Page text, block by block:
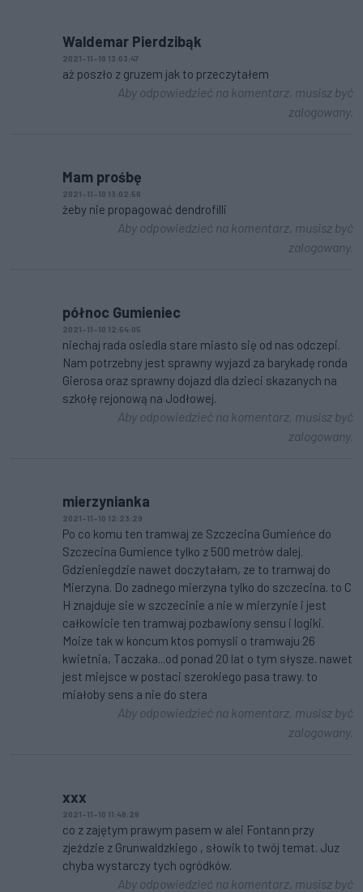
Waldemar Pierdzibąk
2021-11-10 13:03:47
aż poszło z gruzem jak to przeczytałem
Aby odpowiedzieć na komentarz, musisz być
zalogowany.
Mam prośbę
2021-11-10 13:02:56
żeby nie propagować dendrofilli
Aby odpowiedzieć na komentarz, musisz być
zalogowany.
północ Gumieniec
2021-11-10 12:54:05
niechaj rada osiedla stare miasto się od nas odczepi.
Nam potrzebny jest sprawny wyjazd za barykadę ronda
Gierosa oraz sprawny dojazd dla dzieci skazanych na
szkołę rejonową na Jodłowej.
Aby odpowiedzieć na komentarz, musisz być
zalogowany.
mierzynianka
2021-11-10 12:23:29
Po co komu ten tramwaj ze Szczecina Gumieńce do
Szczecina Gumience tylko z 500 metrów dalej.
Gdzieniegdzie nawet doczytałam, ze to tramwaj do
Mierzyna. Do zadnego mierzyna tylko do szczecina. to C
H znajduje sie w szczecinie a nie w mierzynie i jest
całkowicie ten tramwaj pozbawiony sensu i logiki.
Moize tak w koncum ktos pomysli o tramwaju 26
kwietnia, Taczaka...od ponad 20 lat o tym słysze. nawet
jest miejsce w postaci szerokiego pasa trawy. to
miałoby sens a nie do stera
Aby odpowiedzieć na komentarz, musisz być
zalogowany.
xxx
2021-11-10 11:48:28
co z zajętym prawym pasem w alei Fontann przy
zjeździe z Grunwaldzkiego , słowik to twój temat. Juz
chyba wystarczy tych ogródków.
Aby odpowiedzieć na komentarz, musisz być